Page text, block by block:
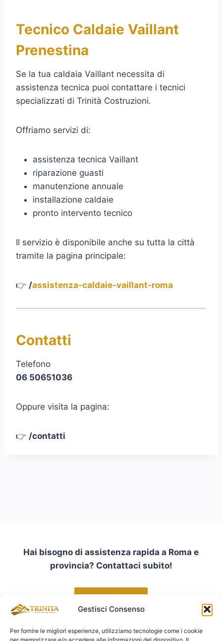
Gestisci Consenso
Per fornire le migliori esperienze, utilizziamo tecnologie come i cookie
Tecnico Caldaie Vaillant
Prenestina
Se la tua caldaia Vaillant necessita di
assistenza tecnica puoi contattare i tecnici
specializzati di Trinità Costruzioni.
Offriamo servizi di:
assistenza tecnica Vaillant
riparazione guasti
manutenzione annuale
installazione caldaie
pronto intervento tecnico
Il servizio è disponibile anche su tutta la città
tramite la pagina principale:
👉 /assistenza-caldaie-vaillant-roma
Contatti
Telefono
06 50651036
Oppure visita la pagina:
👉 /contatti
Hai bisogno di assistenza rapida a Roma e
provincia? Contattaci subito!
06 50651036